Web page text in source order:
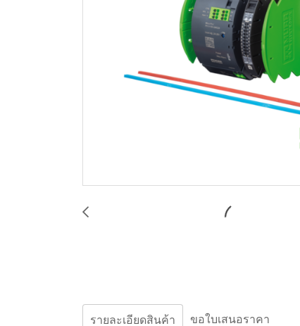
รายละเอียดสินค้า ขอใบเสนอราคา